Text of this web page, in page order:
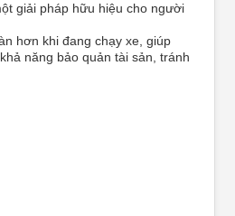
giải pháp hữu hiệu cho người
hơn khi đang chạy xe, giúp
năng bảo quản tài sản, tránh